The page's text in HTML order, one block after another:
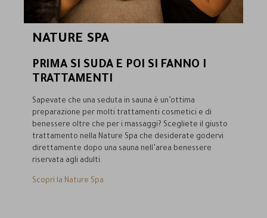
NATURE SPA
PRIMA SI SUDA E POI SI FANNO I
TRATTAMENTI
Sapevate che una seduta in sauna è un’ottima
preparazione per molti trattamenti cosmetici e di
benessere oltre che per i massaggi? Scegliete il giusto
trattamento nella Nature Spa che desiderate godervi
direttamente dopo una sauna nell’area benessere
riservata agli adulti.
Scopri la Nature Spa